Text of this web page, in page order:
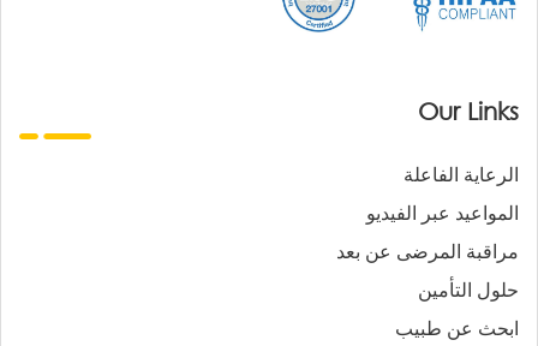
Our Links
الرعاية الفاعلة
المواعيد عبر الفيديو
مراقبة المرضى عن بعد
حلول التأمين
ابحث عن طبيب